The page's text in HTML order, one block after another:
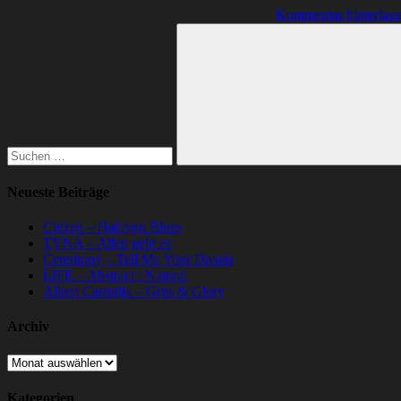
Kommentar
Suchen
Neueste Beiträge
Citizen – Halcyon Blues
TYNA – Allen geht es
Ceremony – Tell Me Your Dream
LIFE – Abstract / Natural
Albert Castiglia – Grits & Glory
Archiv
Archiv
Kategorien